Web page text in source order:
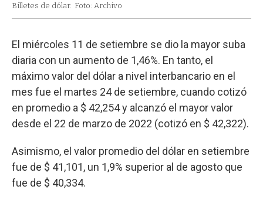
Billetes de dólar. Foto: Archivo
El miércoles 11 de setiembre se dio la mayor suba
diaria con un aumento de 1,46%. En tanto, el
máximo valor del dólar a nivel interbancario en el
mes fue el martes 24 de setiembre, cuando cotizó
en promedio a $ 42,254 y alcanzó el mayor valor
desde el 22 de marzo de 2022 (cotizó en $ 42,322).
Asimismo, el valor promedio del dólar en setiembre
fue de $ 41,101, un 1,9% superior al de agosto que
fue de $ 40,334.